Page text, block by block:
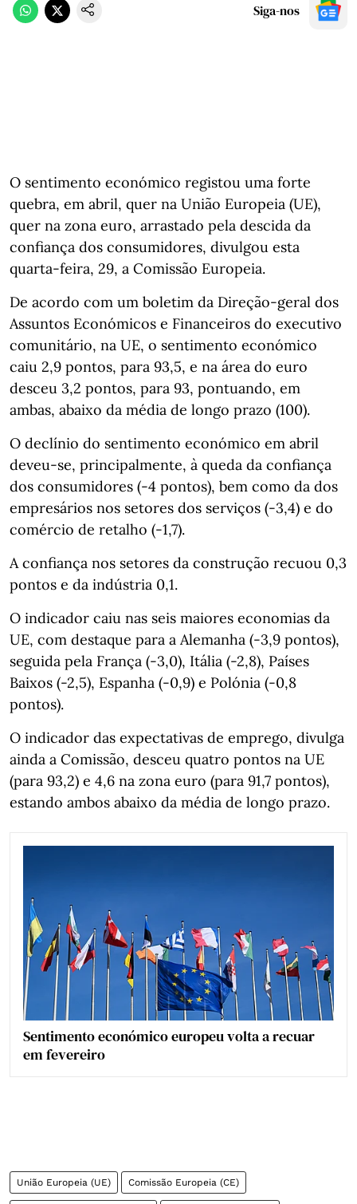
Siga-nos
O sentimento económico registou uma forte
quebra, em abril, quer na União Europeia (UE),
quer na zona euro, arrastado pela descida da
confiança dos consumidores, divulgou esta
quarta-feira, 29, a Comissão Europeia.
De acordo com um boletim da Direção-geral dos
Assuntos Económicos e Financeiros do executivo
comunitário, na UE, o sentimento económico
caiu 2,9 pontos, para 93,5, e na área do euro
desceu 3,2 pontos, para 93, pontuando, em
ambas, abaixo da média de longo prazo (100).
O declínio do sentimento económico em abril
deveu-se, principalmente, à queda da confiança
dos consumidores (-4 pontos), bem como da dos
empresários nos setores dos serviços (-3,4) e do
comércio de retalho (-1,7).
A confiança nos setores da construção recuou 0,3
pontos e da indústria 0,1.
O indicador caiu nas seis maiores economias da
UE, com destaque para a Alemanha (-3,9 pontos),
seguida pela França (-3,0), Itália (-2,8), Países
Baixos (-2,5), Espanha (-0,9) e Polónia (-0,8
pontos).
O indicador das expectativas de emprego, divulga
ainda a Comissão, desceu quatro pontos na UE
(para 93,2) e 4,6 na zona euro (para 91,7 pontos),
estando ambos abaixo da média de longo prazo.
Sentimento económico europeu volta a recuar
em fevereiro
União Europeia (UE) Comissão Europeia (CE)